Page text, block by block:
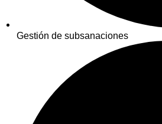
Gestión de subsanaciones